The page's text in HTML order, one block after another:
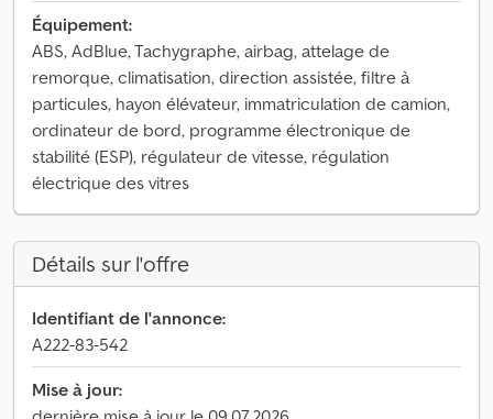
Équipement:
ABS, AdBlue, Tachygraphe, airbag, attelage de
remorque, climatisation, direction assistée, filtre à
particules, hayon élévateur, immatriculation de camion,
ordinateur de bord, programme électronique de
stabilité (ESP), régulateur de vitesse, régulation
électrique des vitres
Détails sur l'offre
Identifiant de l'annonce:
A222-83-542
Mise à jour: